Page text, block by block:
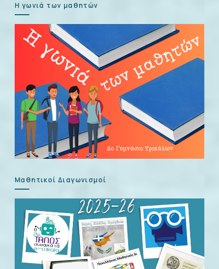
Η γωνιά των μαθητών
Μαθητικοί Διαγωνισμοί